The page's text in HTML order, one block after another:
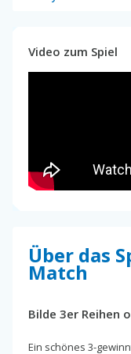
Video zum Spiel
Über das
Match
Bilde 3er Reihen
Ein schönes 3-